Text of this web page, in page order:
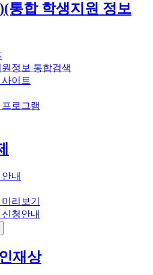
통합 학생지원 정보
정보 통합검색
이트
로그램
내
리보기
청안내
재상